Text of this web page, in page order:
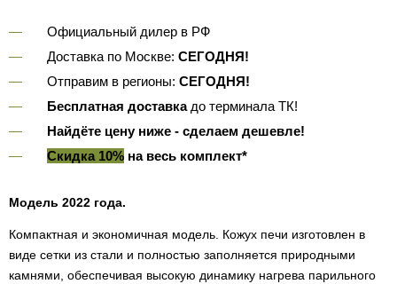
Официальный дилер в РФ
Доставка по Москве: СЕГОДНЯ!
Отправим в регионы: СЕГОДНЯ!
Бесплатная доставкадо терминала ТК!
Найдёте цену ниже - сделаем дешевле!
Скидка 10%на весь комплект*
Модель 2022 года.
Компактная и экономичная модель. Кожух печи изготовлен в
виде сетки из стали и полностью заполняется природными
камнями, обеспечивая высокую динамику нагрева парильного